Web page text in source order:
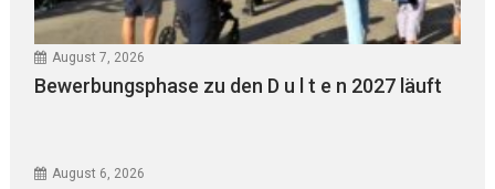
August 7, 2026
Bewerbungsphase zu den D u l t e n 2027 läuft
August 6, 2026